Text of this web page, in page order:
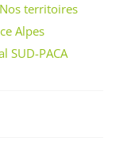
territoires
Alpes
SUD-PACA